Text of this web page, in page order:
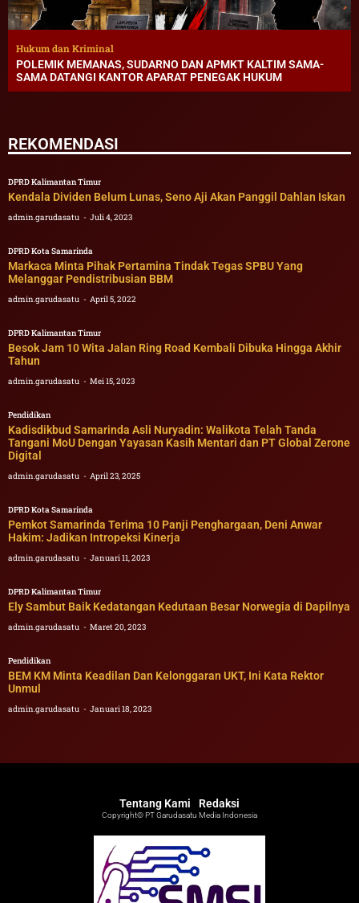
Hukum dan Kriminal
POLEMIK MEMANAS, SUDARNO DAN APMKT KALTIM SAMA-
SAMA DATANGI KANTOR APARAT PENEGAK HUKUM
REKOMENDASI
DPRD Kalimantan Timur
Kendala Dividen Belum Lunas, Seno Aji Akan Panggil Dahlan Iskan
admin.garudasatu Juli 4, 2023
DPRD Kota Samarinda
Markaca Minta Pihak Pertamina Tindak Tegas SPBU Yang
Melanggar Pendistribusian BBM
admin.garudasatu April 5, 2022
DPRD Kalimantan Timur
Besok Jam 10 Wita Jalan Ring Road Kembali Dibuka Hingga Akhir
Tahun
admin.garudasatu Mei 15, 2023
Pendidikan
Kadisdikbud Samarinda Asli Nuryadin: Walikota Telah Tanda
Tangani MoU Dengan Yayasan Kasih Mentari dan PT Global Zerone
Digital
admin.garudasatu April 23, 2025
DPRD Kota Samarinda
Pemkot Samarinda Terima 10 Panji Penghargaan, Deni Anwar
Hakim: Jadikan Intropeksi Kinerja
admin.garudasatu Januari 11, 2023
DPRD Kalimantan Timur
Ely Sambut Baik Kedatangan Kedutaan Besar Norwegia di Dapilnya
admin.garudasatu Maret 20, 2023
Pendidikan
BEM KM Minta Keadilan Dan Kelonggaran UKT, Ini Kata Rektor
Unmul
admin.garudasatu Januari 18, 2023
Tentang Kami Redaksi
Copyright© PT Garudasatu Media Indonesia